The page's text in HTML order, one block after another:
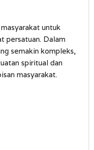
untuk
persatuan. Dalam
semakin kompleks,
spiritual dan
masyarakat.